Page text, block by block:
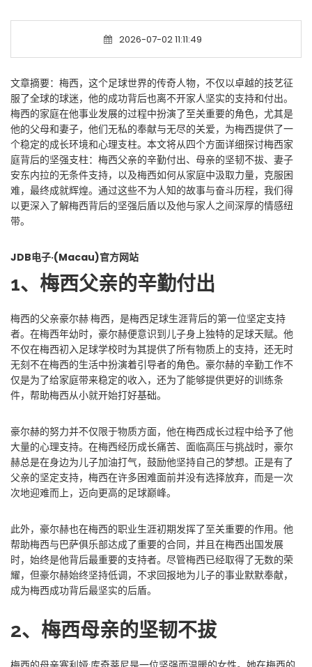
2026-07-02 11:11:49
文章摘要：梅西，这个足球世界的传奇人物，不仅以卓越的技艺征
服了全球的球迷，他的成功背后也离不开家人坚实的支持和付出。
梅西的家庭在他事业发展的过程中扮演了至关重要的角色，尤其是
他的父母和妻子，他们无私的奉献与无尽的关爱，为梅西提供了一
个稳定的成长环境和心理支柱。本文将从四个方面详细探讨梅西家
庭背后的坚强支柱：梅西父亲的辛勤付出、母亲的坚韧不拔、妻子
安东内拉的无条件支持，以及梅西如何从家庭中汲取力量，克服困
难，最终成就辉煌。通过这些不为人知的故事与奋斗历程，我们得
以更深入了解梅西背后的坚强后盾以及他与家人之间深厚的情感纽
带。
JDB电子·(Macau)官方网站
1、梅西父亲的辛勤付出
梅西的父亲豪尔赫·梅西，是梅西足球生涯背后的第一位坚定支持
者。在梅西年幼时，豪尔赫便意识到儿子身上独特的足球天赋。他
不仅在梅西初入足球学校时为其提供了所有物质上的支持，还无时
无刻不在梅西的生活中扮演着引导者的角色。豪尔赫的辛勤工作不
仅是为了给家庭带来稳定的收入，还为了能够提供更好的训练条
件，帮助梅西从小就开始打好基础。
豪尔赫的努力并不仅限于物质方面，他在梅西成长过程中给予了他
大量的心理支持。在梅西经历成长痛苦、面临高压与挑战时，豪尔
赫总是在身边为儿子加油打气，鼓励他坚持自己的梦想。正是有了
父亲的坚定支持，梅西在许多困难面前并没有选择放弃，而是一次
次地迎难而上，迈向更高的足球巅峰。
此外，豪尔赫也在梅西的职业生涯初期发挥了至关重要的作用。他
帮助梅西与巴萨俱乐部达成了重要的合同，并且在梅西出国发展
时，始终是他背后最重要的支持者。尽管梅西已经取得了无数的荣
耀，但豪尔赫始终坚持低调，不求回报地为儿子的事业默默奉献，
成为梅西成功背后最坚实的后盾。
2、梅西母亲的坚韧不拔